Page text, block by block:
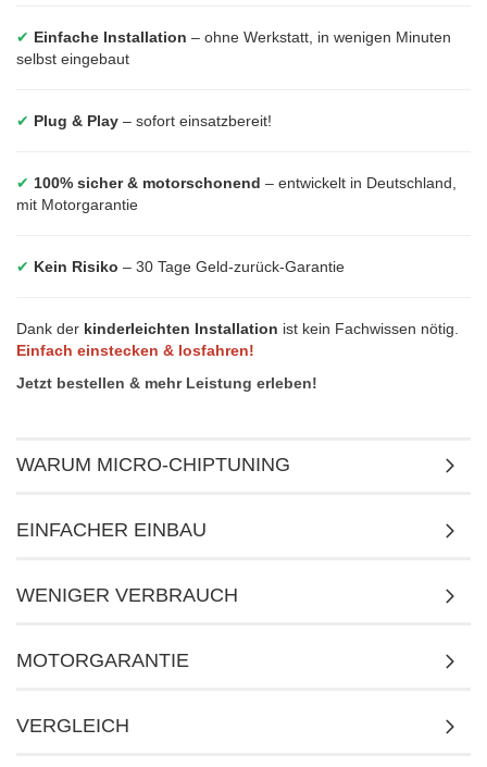
✔ Einfache Installation – ohne Werkstatt, in wenigen Minuten
selbst eingebaut
✔ Plug & Play – sofort einsatzbereit!
✔ 100% sicher & motorschonend – entwickelt in Deutschland,
mit Motorgarantie
✔ Kein Risiko – 30 Tage Geld-zurück-Garantie
Dank der kinderleichten Installation ist kein Fachwissen nötig.
Einfach einstecken & losfahren!
Jetzt bestellen & mehr Leistung erleben!
WARUM MICRO-CHIPTUNING
EINFACHER EINBAU
WENIGER VERBRAUCH
MOTORGARANTIE
VERGLEICH